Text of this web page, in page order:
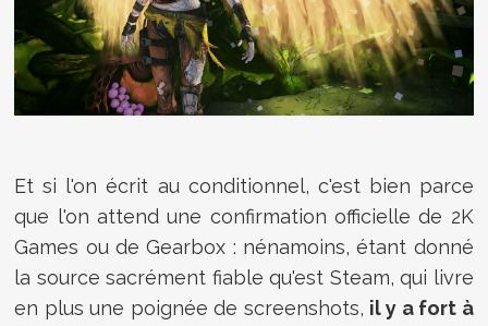
Et si l'on écrit au conditionnel, c'est bien parce
que l'on attend une confirmation officielle de 2K
Games ou de Gearbox : nénamoins, étant donné
la source sacrément fiable qu'est Steam, qui livre
en plus une poignée de screenshots, il y a fort à